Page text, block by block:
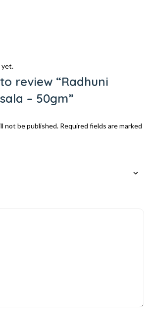
yet.
review “Radhuni
– 50gm”
not be published. Required fields are marked